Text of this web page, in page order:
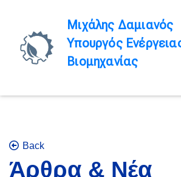
Μιχάλης Δαμιανός
Υπουργός
Βιομηχανίας
Back
Άρθρα & Νέα